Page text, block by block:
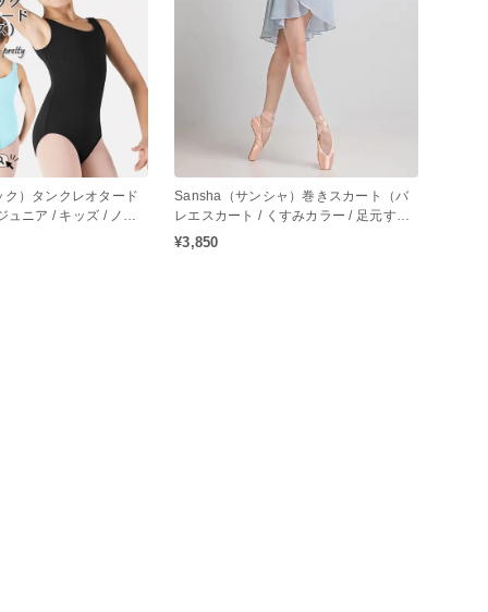
）タンクレオタード
ュニア / キッズ / ノー
Sansha（サンシャ）巻きスカート（バ
レエスカート / くすみカラー / 足元すっ
きりスカート丈）
¥3,850